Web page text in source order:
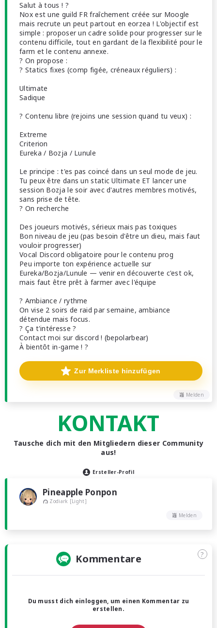
Salut à tous ! ?
Nox est une guild FR fraîchement créée sur Moogle
mais recrute un peut partout en eorzea ! L'objectif est
simple : proposer un cadre solide pour progresser sur le
contenu difficile, tout en gardant de la flexibilité pour le
farm et le contenu annexe.
? On propose :
? Statics fixes (comp figée, créneaux réguliers) :
Ultimate
Sadique
? Contenu libre (rejoins une session quand tu veux) :
Extreme
Criterion
Eureka / Bozja / Lunule
Le principe : t'es pas coincé dans un seul mode de jeu.
Tu peux être dans un static Ultimate ET lancer une
session Bozja le soir avec d'autres membres motivés,
sans prise de tête.
? On recherche
Des joueurs motivés, sérieux mais pas toxiques
Bon niveau de jeu (pas besoin d'être un dieu, mais faut
vouloir progresser)
Vocal Discord obligatoire pour le contenu prog
Peu importe ton expérience actuelle sur
Eureka/Bozja/Lunule — venir en découverte c'est ok,
mais faut être prêt à farmer avec l'équipe
? Ambiance / rythme
On vise 2 soirs de raid par semaine, ambiance
détendue mais focus.
? Ça t'intéresse ?
Contact moi sur discord ! (bepolarbear)
À bientôt in-game ! ?
Melden
Zur Merkliste hinzufügen
KONTAKT
Tausche dich mit den Mitgliedern dieser Community
aus!
Ersteller-Profil
Pineapple Ponpon
Zodiark [Light]
Melden
Kommentare ?
Du musst dich einloggen, um einen Kommentar zu
erstellen.